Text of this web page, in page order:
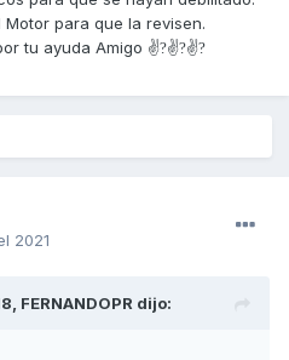
para que la revisen.
tu ayuda Amigo ✌?✌?✌?
2021
FERNANDOPR dijo: